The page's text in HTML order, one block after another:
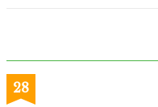
28